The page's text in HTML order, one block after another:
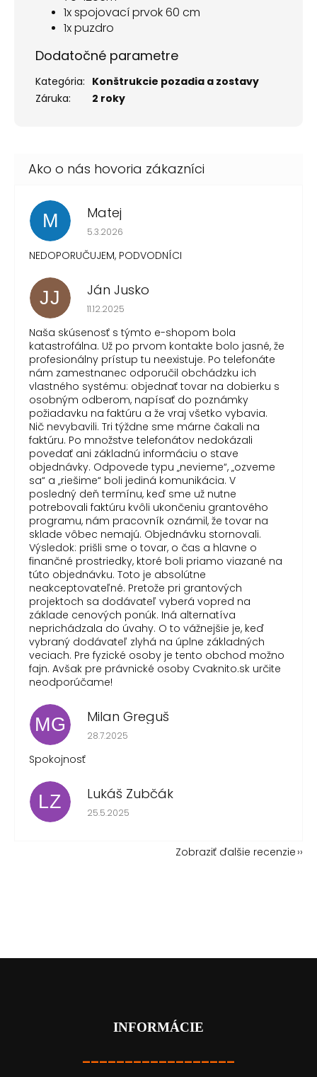
1x spojovací prvok 60 cm
1x puzdro
Dodatočné parametre
Kategória: Konštrukcie pozadia a zostavy
Záruka: 2 roky
M Matej
Hodnotenie obchodu je 1 z 5 hviezdičiek.
5.3.2026
NEDOPORUČUJEM, PODVODNÍCI
JJ Ján Jusko
Hodnotenie obchodu je 1 z 5 hviezdičiek.
11.12.2025
Naša skúsenosť s týmto e-shopom bola
katastrofálna. Už po prvom kontakte bolo jasné, že
profesionálny prístup tu neexistuje. Po telefonáte
nám zamestnanec odporučil obchádzku ich
vlastného systému: objednať tovar na dobierku s
osobným odberom, napísať do poznámky
požiadavku na faktúru a že vraj všetko vybavia.
Nič nevybavili. Tri týždne sme márne čakali na
faktúru. Po množstve telefonátov nedokázali
povedať ani základnú informáciu o stave
objednávky. Odpovede typu „nevieme“, „ozveme
sa“ a „riešime“ boli jediná komunikácia. V
posledný deň termínu, keď sme už nutne
potrebovali faktúru kvôli ukončeniu grantového
programu, nám pracovník oznámil, že tovar na
sklade vôbec nemajú. Objednávku stornovali.
Výsledok: prišli sme o tovar, o čas a hlavne o
finančné prostriedky, ktoré boli priamo viazané na
túto objednávku. Toto je absolútne
neakceptovateľné. Pretože pri grantových
projektoch sa dodávateľ vyberá vopred na
základe cenových ponúk. Iná alternatíva
neprichádzala do úvahy. O to vážnejšie je, keď
vybraný dodávateľ zlyhá na úplne základných
veciach. Pre fyzické osoby je tento obchod možno
fajn. Avšak pre právnické osoby Cvaknito.sk určite
neodporúčame!
MG Milan Greguš
Hodnotenie obchodu je 5 z 5 hviezdičiek.
28.7.2025
Spokojnosť
LZ Lukáš Zubčák
Hodnotenie obchodu je 5 z 5 hviezdičiek.
25.5.2025
Zobraziť ďalšie recenzie
INFORMÁCIE
__________________